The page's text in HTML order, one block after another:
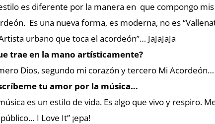
es diferente por la manera en que compongo
Es una nueva forma, es moderna, no es
urbano que toca el acordeón”… JaJaJaJa
trae en la mano artísticamente?
Dios, segundo mi corazón y tercero Mi Acordeón…
tu amor por la música…
es un estilo de vida. Es algo que vivo y respiro.
I Love It” ¡epa!